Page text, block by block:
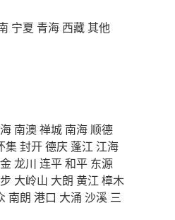
宁夏 青海 西藏其他
南澳禅城 南海 顺德
集封开德庆 蓬江 江海
龙川 连平和平 东源
大岭山 大朗 黄江 樟木
南朗 港口 大涌 沙溪 三